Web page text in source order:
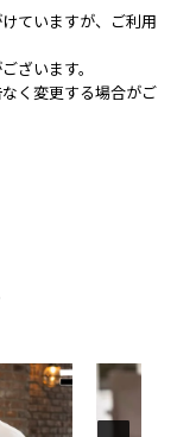
ていますが、ご利用
ざいます。
く変更する場合がご